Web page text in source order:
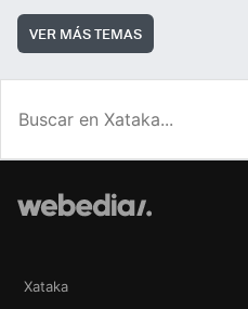
VER MÁS TEMAS
Xataka